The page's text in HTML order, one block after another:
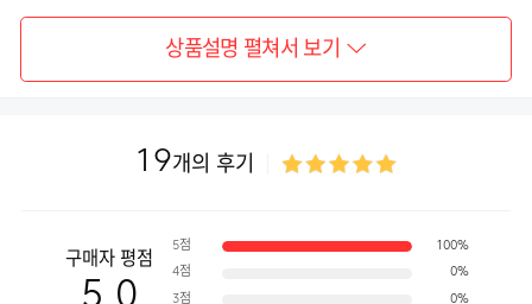
상품설명 펼쳐서 보기
19개의 후기
구매자 평점
5점 100%
4점 0%
3점 0%